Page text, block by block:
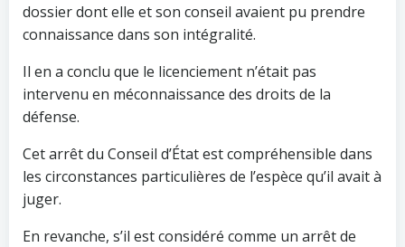
dossier dont elle et son conseil avaient pu prendre
connaissance dans son intégralité.
Il en a conclu que le licenciement n’était pas
intervenu en méconnaissance des droits de la
défense.
Cet arrêt du Conseil d’État est compréhensible dans
les circonstances particulières de l’espèce qu’il avait à
juger.
En revanche, s’il est considéré comme un arrêt de